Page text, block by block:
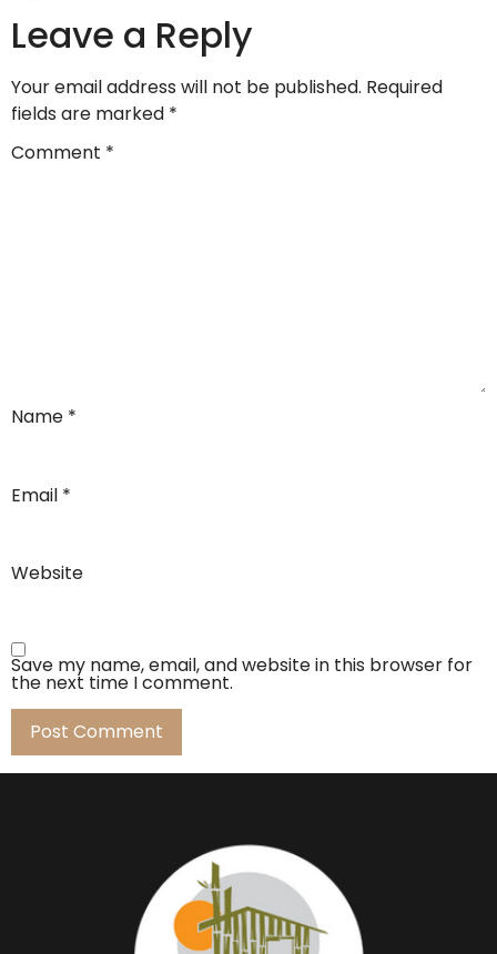
Leave a Reply
Your email address will not be published. Required
fields are marked *
Comment *
Name *
Email *
Website
Save my name, email, and website in this browser for
the next time I comment.